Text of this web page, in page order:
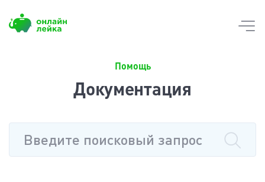
to
Помощь
Документация